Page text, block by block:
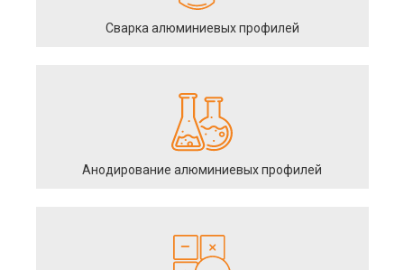
Сварка алюминиевых профилей
Анодирование алюминиевых профилей